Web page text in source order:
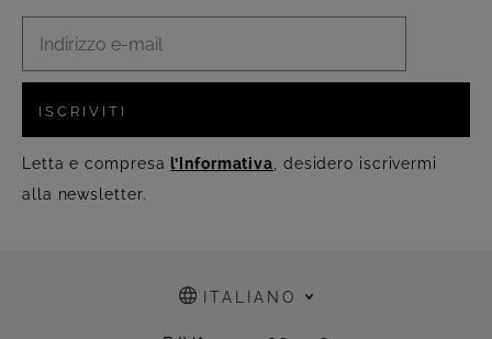
ISCRIVITI
Letta e compresa l’Informativa , desidero iscrivermi
alla newsletter.
ITALIANO